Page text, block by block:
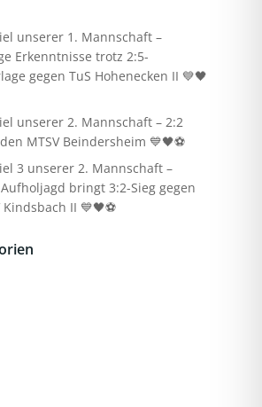
unserer 1. Mannschaft –
Erkenntnisse trotz 2:5-
gegen TuS Hohenecken II 💙🖤
unserer 2. Mannschaft – 2:2
MTSV Beindersheim 💙🖤⚽
3 unserer 2. Mannschaft –
bringt 3:2-Sieg gegen
Kindsbach II 💙🖤⚽